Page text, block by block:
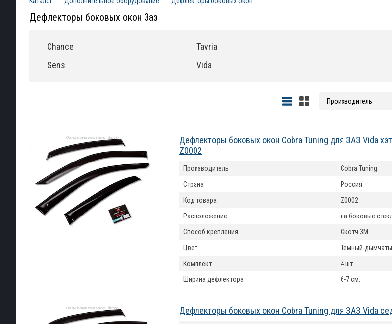
Дефлекторы боковых окон Заз
Chance
Sens
Tavria
Vida
Дефлекторы боковых окон Cobra Tuning для ЗАЗ Vida
Z0002
Производитель
Cobra Tuning
Страна
Россия
Код товара
Z0002
Расположение
на боковые
Способ крепления
Скотч 3М
Цвет
Темный-
Комплект
4 шт.
Ширина дефлектора
6-7 см.
Дефлекторы боковых окон Cobra Tuning для ЗАЗ Vida